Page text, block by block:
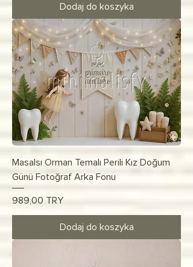
Dodaj do koszyka
Masalsı Orman Temalı Perili Kız Doğum
Günü Fotoğraf Arka Fonu
Cena
989,00 TRY
Dodaj do koszyka